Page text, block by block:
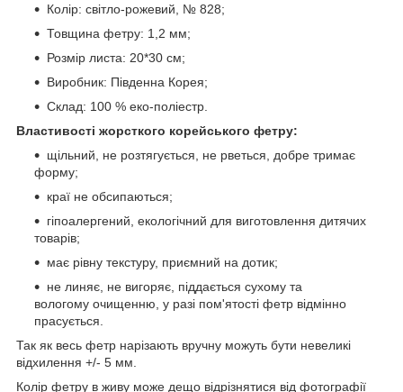
Колір: світло-рожевий, № 828;
Товщина фетру: 1,2 мм;
Розмір листа: 20*30 см;
Виробник: Південна Корея;
Склад: 100 % еко-поліестр.
Властивості жорсткого корейського фетру:
щільний, не розтягується, не рветься, добре тримає
форму;
краї не обсипаються;
гіпоалергений, екологічний для виготовлення дитячих
товарів;
має рівну текстуру, приємний на дотик;
не линяє, не вигоряє, піддається сухому та
вологому очищенню, у разі пом'ятості фетр відмінно
прасується.
Так як весь фетр нарізають вручну можуть бути невеликі
відхилення +/- 5 мм.
Колір фетру в живу може дещо відрізнятися від фотографії